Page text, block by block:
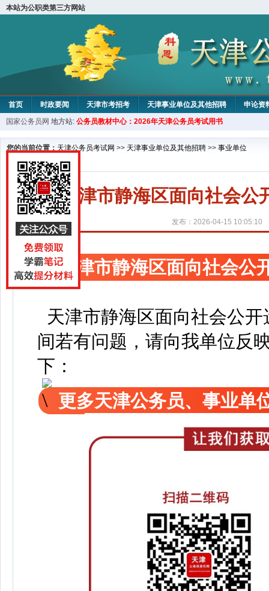
本站为公职类第三方网站
首页 时政要闻 天津市考招考 天津事业单位及其他招聘 申论资
教材中心
国家公务员网 地方站: 公务员教材中心：2026年天津公务员考试用书
您的当前位置： 天津公务员考试网 >> 天津事业单位及其他招聘 >> 事业单位
天津市静海区面向社会公
发布：2026-04-15 10:05:10
天津市静海区面向社会公
天津市静海区面向社会公
间若有问题，请向我单位反
下：
更多天津公务员、事业单